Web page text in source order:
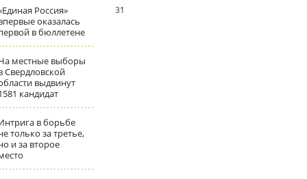
Россия»
оказалась
в бюллетене
местные выборы
Свердловской
выдвинут
кандидат
в борьбе
только за третье,
и за второе
31